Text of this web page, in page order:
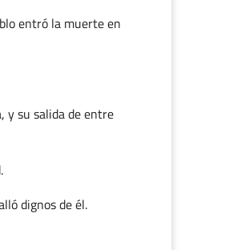
entró la muerte en
y su salida de entre
dignos de él.